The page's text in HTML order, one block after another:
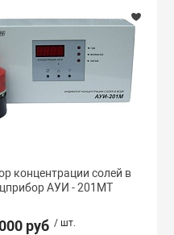
концентрации солей в
АУИ - 201МТ
руб / шт.